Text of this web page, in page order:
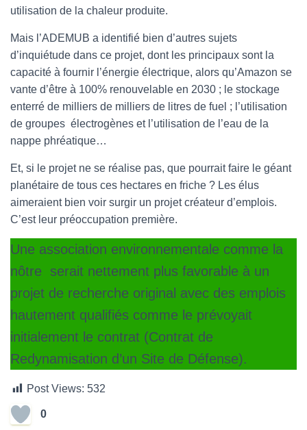
utilisation de la chaleur produite.
Mais l’ADEMUB a identifié bien d’autres sujets
d’inquiétude dans ce projet, dont les principaux sont la
capacité à fournir l’énergie électrique, alors qu’Amazon se
vante d’être à 100% renouvelable en 2030 ; le stockage
enterré de milliers de milliers de litres de fuel ; l’utilisation
de groupes électrogènes et l’utilisation de l’eau de la
nappe phréatique…
Et, si le projet ne se réalise pas, que pourrait faire le géant
planétaire de tous ces hectares en friche ? Les élus
aimeraient bien voir surgir un projet créateur d’emplois.
C’est leur préoccupation première.
Une association environnementale comme la
nôtre serait nettement plus favorable à un
projet de recherche original avec des emplois
hautement qualifiés comme le prévoyait
initialement le contrat (Contrat de
Redynamisation d’un Site de Défense).
Post Views: 532
0